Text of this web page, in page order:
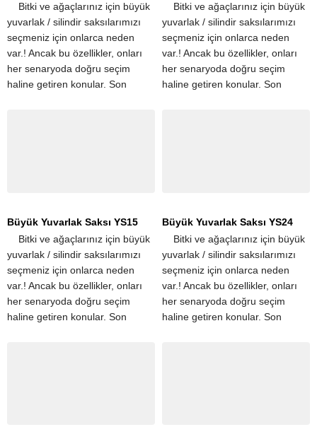
​ ​ ​ ​ Bitki ve ağaçlarınız için büyük
yuvarlak / silindir saksılarımızı
seçmeniz için onlarca neden
var.! Ancak bu özellikler, onları
her senaryoda doğru seçim
haline getiren konular. Son
​ ​ ​ ​ Bitki ve ağaçlarınız için büyük
yuvarlak / silindir saksılarımızı
seçmeniz için onlarca neden
var.! Ancak bu özellikler, onları
her senaryoda doğru seçim
haline getiren konular. Son
Büyük Yuvarlak Saksı YS15
​ ​ ​ ​ Bitki ve ağaçlarınız için büyük
yuvarlak / silindir saksılarımızı
seçmeniz için onlarca neden
var.! Ancak bu özellikler, onları
her senaryoda doğru seçim
haline getiren konular. Son
Büyük Yuvarlak Saksı YS24
​ ​ ​ ​ Bitki ve ağaçlarınız için büyük
yuvarlak / silindir saksılarımızı
seçmeniz için onlarca neden
var.! Ancak bu özellikler, onları
her senaryoda doğru seçim
haline getiren konular. Son